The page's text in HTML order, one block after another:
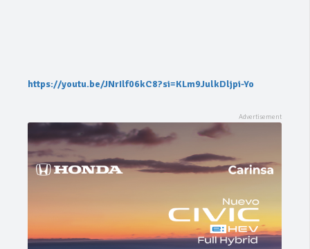
https://youtu.be/JNrIlf06kC8?si=KLm9JulkDljpi-Yo